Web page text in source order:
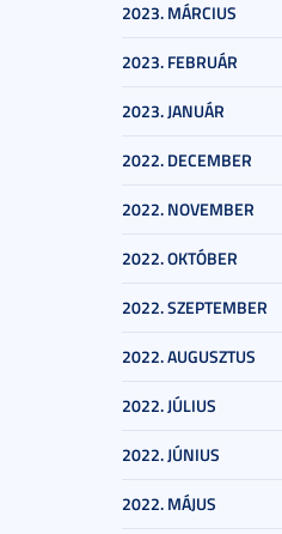
2023. MÁRCIUS
2023. FEBRUÁR
2023. JANUÁR
2022. DECEMBER
2022. NOVEMBER
2022. OKTÓBER
2022. SZEPTEMBER
2022. AUGUSZTUS
2022. JÚLIUS
2022. JÚNIUS
2022. MÁJUS